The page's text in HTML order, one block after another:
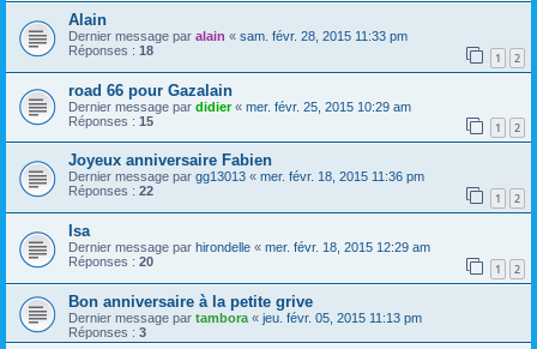
Alain
Dernier message par alain « sam. févr. 28, 2015 11:33 pm
Réponses : 18 1 2
road 66 pour Gazalain
Dernier message par didier« mer. févr. 25, 2015 10:29 am
Réponses : 15 1 2
Joyeux anniversaire Fabien
Dernier message par gg13013 « mer. févr. 18, 2015 11:36 pm
Réponses : 22 1 2
Isa
Dernier message par hirondelle « mer. févr. 18, 2015 12:29 am
Réponses : 20 1 2
Bon anniversaire à la petite grive
Dernier message par tambora « jeu. févr. 05, 2015 11:13 pm
Réponses : 3